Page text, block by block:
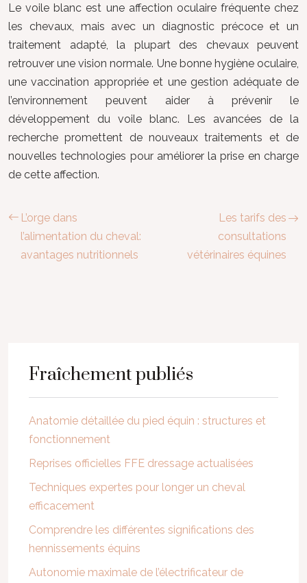
Le voile blanc est une affection oculaire fréquente chez
les chevaux, mais avec un diagnostic précoce et un
traitement adapté, la plupart des chevaux peuvent
retrouver une vision normale. Une bonne hygiène oculaire,
une vaccination appropriée et une gestion adéquate de
l’environnement peuvent aider à prévenir le
développement du voile blanc. Les avancées de la
recherche promettent de nouveaux traitements et de
nouvelles technologies pour améliorer la prise en charge
de cette affection.
L’orge dans
l’alimentation du cheval:
avantages nutritionnels
Les tarifs des
consultations
vétérinaires équines
Fraîchement publiés
Anatomie détaillée du pied équin : structures et
fonctionnement
Reprises officielles FFE dressage actualisées
Techniques expertes pour longer un cheval
efficacement
Comprendre les différentes significations des
hennissements équins
Autonomie maximale de l’électrificateur de